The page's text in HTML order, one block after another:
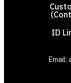
ID
Email: